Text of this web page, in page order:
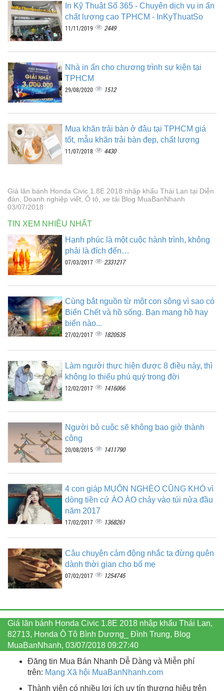
In Kỹ Thuật Số 365 - Chuyên dịch vụ in ấn
chất lượng cao TPHCM - InKyThuatSo
11/11/2019 2449
Nhà in ấn cho chương trình sự kiện tại
TPHCM
29/08/2020 1512
Mua khăn trải bàn ở đâu tại TPHCM giá
tốt, mẫu khăn trải bàn đẹp, chất lượng
11/07/2018 4430
Giá lăn bánh Honda Civic 1.8E 2018 nhập khẩu Thái Lan tại Diễn
đàn, Doanh nghiệp viết, Ô tô, xe tải Blog MuaBanNhanh
03/07/2018
TIN XEM NHIỀU NHẤT
Hạnh phúc là một cuộc hành trình, không
phải là đích đến…
07/03/2017 2331217
Cùng bắt nguồn từ một con sông vì sao có
Biển Chết và hồ sống. Bạn mang hồ hay
biển nào...
27/02/2017 1820535
Làm người thực hiện được 8 điều này, thì
không lo thiếu phú quý trong đời
12/02/2017 1416066
Người bỏ cuộc sẽ không bao giờ thành
công
20/08/2015 1411790
4 con giáp MUỐN NGHÈO CŨNG KHÓ vì
dòng tiền cứ ÀO ÀO chảy vào túi nửa đầu
năm 2017
17/02/2017 1368261
Câu chuyện cảm động nhắc ta đừng quên
dành thời gian cho bố mẹ
07/02/2017 1254745
Giá lăn bánh Honda Civic 1.8E 2018 nhập khẩu Thái Lan,
82713, Honda Ô Tô Bình Dương_ Đình Trung, Blog
MuaBanNhanh, 03/07/2018 09:27:40
Đăng tin Mua Bán Nhanh Dễ Dàng và Miễn phí
trên: Mạng Xã hội MuaBanNhanh.com
Thành viên có nhiều lợi ích uy tín thương hiệu trên